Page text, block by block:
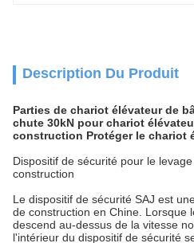
Description Du Produit
Parties de chariot élévateur de
chute 30kN pour chariot
construction Protéger le chariot
Dispositif de sécurité pour le
construction
Le dispositif de sécurité SAJ est
de construction en Chine. Lorsque
descend au-dessus de la vitesse
l'intérieur du dispositif de sécurité